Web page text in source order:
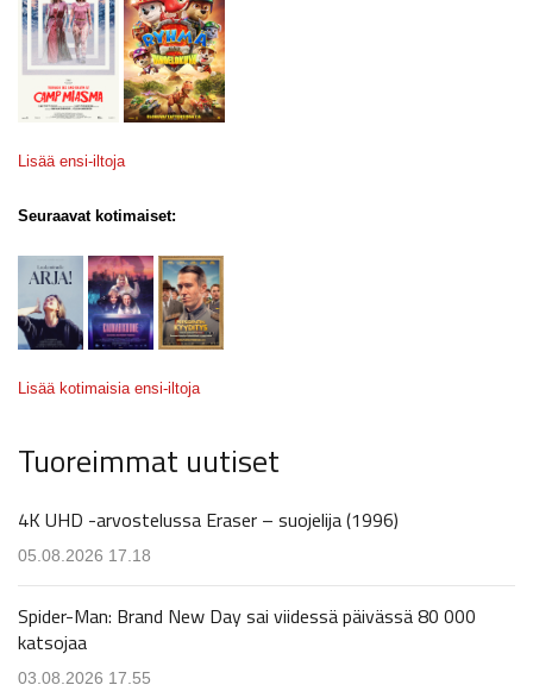
Lisää ensi-iltoja
Seuraavat kotimaiset:
Lisää kotimaisia ensi-iltoja
Tuoreimmat uutiset
4K UHD -arvostelussa Eraser – suojelija (1996)
05.08.2026 17.18
Spider-Man: Brand New Day sai viidessä päivässä 80 000
katsojaa
03.08.2026 17.55